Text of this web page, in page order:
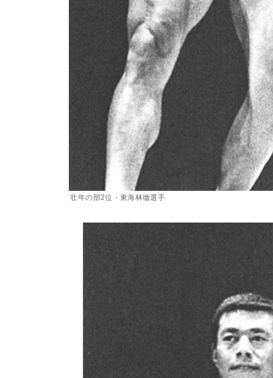
壮年の部2位・東海林徹選手